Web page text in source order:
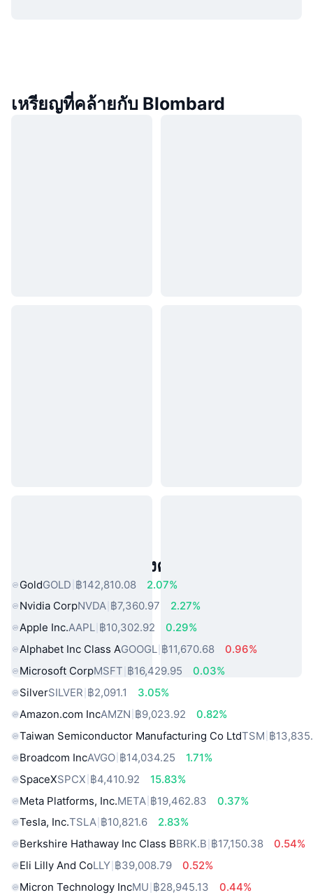
เหรียญที่คล้ายกับ Blombard
สินทรัพย์ในโลกแห่งความจริงยอดนิยม
GoldGOLD ฿142,810.08
2.07%
Nvidia CorpNVDA ฿7,360.97
2.27%
Apple Inc.AAPL ฿10,302.92
0.29%
Alphabet Inc Class AGOOGL ฿11,670.68
0.96%
Microsoft CorpMSFT ฿16,429.95
0.03%
SilverSILVER ฿2,091.1
3.05%
Amazon.com IncAMZN ฿9,023.92
0.82%
Taiwan Semiconductor Manufacturing Co LtdTSM ฿
Broadcom IncAVGO ฿14,034.25
1.71%
SpaceXSPCX ฿4,410.92
15.83%
Meta Platforms, Inc.META ฿19,462.83
0.37%
Tesla, Inc.TSLA ฿10,821.6
2.83%
Berkshire Hathaway Inc Class BBRK.B ฿17,150.38
0.54%
Eli Lilly And CoLLY ฿39,008.79
0.52%
Micron Technology IncMU ฿28,945.13
0.44%